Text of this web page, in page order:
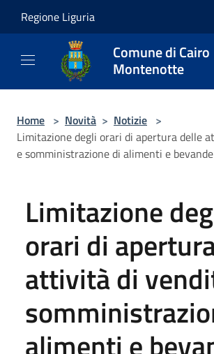
Regione Liguria
Comune di Cairo
Montenotte
Home > Novità > Notizie >
Limitazione degli orari di apertura delle
e somministrazione di alimenti e bevande
Limitazione
orari di
attività di